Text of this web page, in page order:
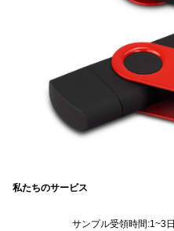
私たちのサービス
サンプル受領時間:1~3日